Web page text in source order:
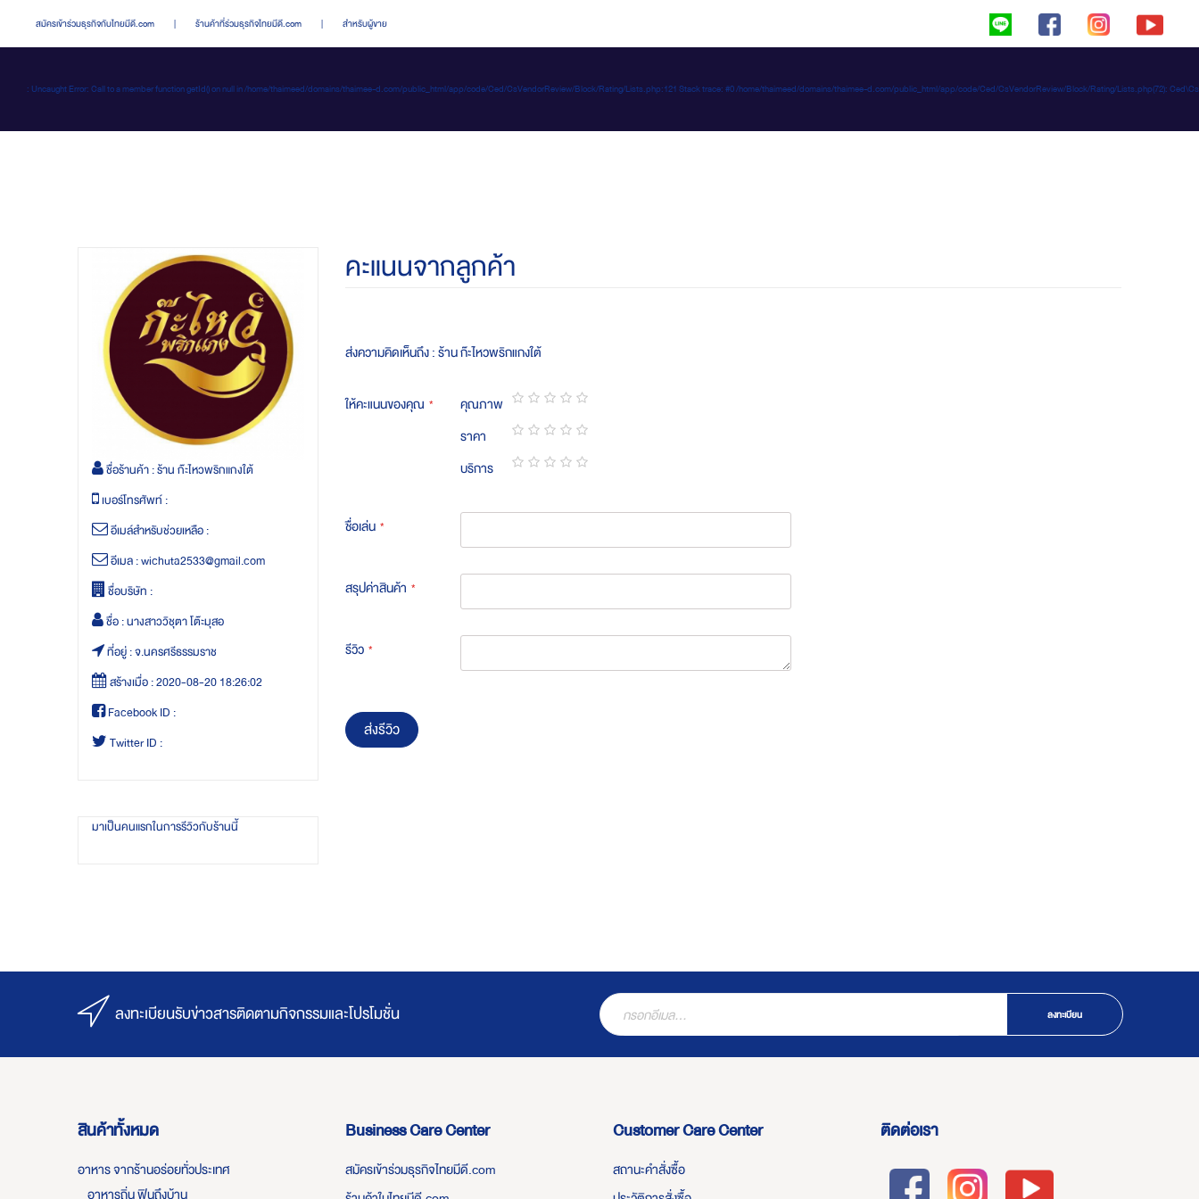
สมัครเข้าร่วมธุรกิจกับไทยมีดี.com | ร้านค้าที่ร่วมธุรกิจไทยมีดี.com | สำหรับผู้ขาย
: Uncaught Error: Call to a member function getId() on null in /home/thaimeed/domains/thaimee-d.com/public_html/app/code/Ced/CsVendorReview/Block/Rating/Lists.php:121 Stack trace: #0 /home/thaimeed/domains/thaimee-d.com/public_html/app/code/Ced/CsVendorReview/Block/Rating/Lists.php(72):
ชื่อร้านค้า :ร้าน ก๊ะไหวพริกแกงใต้
เบอร์โทรศัพท์ :
อีเมล์สำหรับช่วยเหลือ :
อีเมล :wichuta2533@gmail.com
ชื่อบริษัท :
ชื่อ :นางสาววิชุตา โต๊ะมุสอ
ที่อยู่ :จ.นครศรีธรรมราช
สร้างเมื่อ :2020-08-20 18:26:02
Facebook ID :
Twitter ID :
มาเป็นคนแรกในการรีวิวกับร้านนี้
คะแนนจากลูกค้า
ส่งความคิดเห็นถึง : ร้าน ก๊ะไหวพริกแกงใต้
ให้คะแนนของคุณ คุณภาพ
1
star
2
stars
3
stars
4
stars
5
stars
ราคา
1
star
2
stars
3
stars
4
stars
5
stars
บริการ
ชื่อเล่น
สรุปค่าสินค้า
รีวิว
ส่งรีวิว
ลงทะเบียนรับข่าวสารติดตามกิจกรรมและโปรโมชั่น ลงทะเบียน
สินค้าทั้งหมด
อาหาร จากร้านอร่อยทั่วประเทศ
อาหารถิ่น ฟินถึงบ้าน
Business Care Center
สมัครเข้าร่วมธุรกิจไทยมีดี.com
Customer Care Center
สถานะคำสั่งซื้อ
ติดต่อเรา